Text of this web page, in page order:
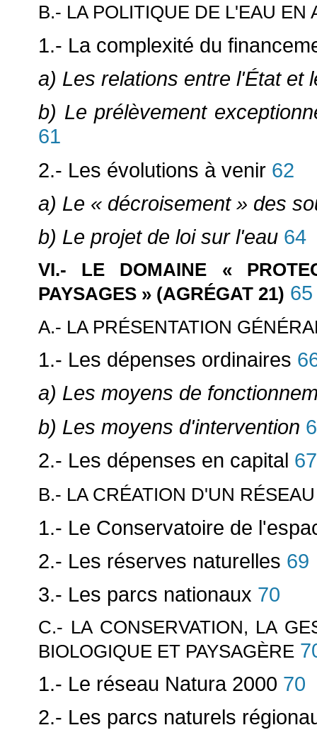
B.- LA POLITIQUE DE L'EAU
1.- La complexité du
a) Les relations entre l'État et
b) Le prélèvement
61
2.- Les évolutions à venir 62
a) Le « décroisement » des
b) Le projet de loi sur l'eau 64
VI.- LE DOMAINE «
PAYSAGES » (AGRÉGAT 21) 65
A.- LA PRÉSENTATION
1.- Les dépenses ordinaires
a) Les moyens de
b) Les moyens d'intervention
2.- Les dépenses en capital 67
B.- LA CRÉATION D'UN
1.- Le Conservatoire de
2.- Les réserves naturelles 69
3.- Les parcs nationaux 70
C.- LA CONSERVATION, LA
BIOLOGIQUE ET PAYSAGÈRE
1.- Le réseau Natura 2000 70
2.- Les parcs naturels